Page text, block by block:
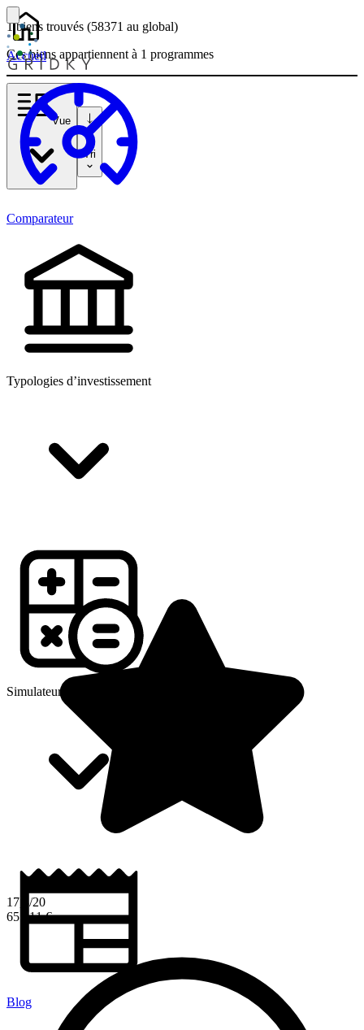
Accueil
Comparateur
Typologies d’investissement
Simulateurs
Blog
1 biens trouvés (58371 au global)
Ces biens appartiennent à 1 programmes
Vue
Tri
17,3/20
65 411 €